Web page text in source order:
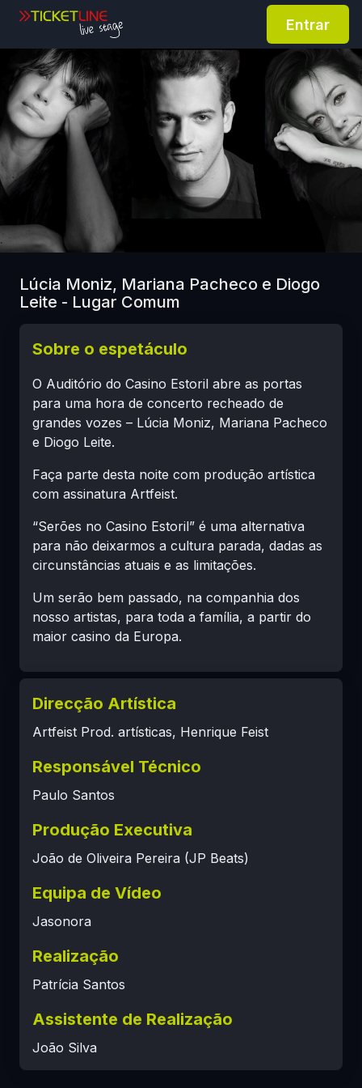
Entrar
Lúcia Moniz, Mariana Pacheco e Diogo
Leite - Lugar Comum
Sobre o espetáculo
O Auditório do Casino Estoril abre as portas
para uma hora de concerto recheado de
grandes vozes – Lúcia Moniz, Mariana Pacheco
e Diogo Leite.
Faça parte desta noite com produção artística
com assinatura Artfeist.
“Serões no Casino Estoril” é uma alternativa
para não deixarmos a cultura parada, dadas as
circunstâncias atuais e as limitações.
Um serão bem passado, na companhia dos
nosso artistas, para toda a família, a partir do
maior casino da Europa.
Direcção Artística
Artfeist Prod. artísticas, Henrique Feist
Responsável Técnico
Paulo Santos
Produção Executiva
João de Oliveira Pereira (JP Beats)
Equipa de Vídeo
Jasonora
Realização
Patrícia Santos
Assistente de Realização
João Silva